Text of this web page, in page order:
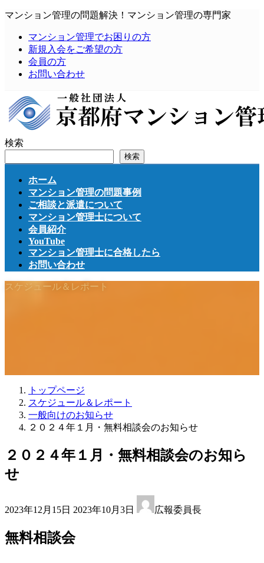
コ
ッ
プ
ナ
移
動
マンション管理の問題解決！マンション管理の専門家
マンション管理でお困りの方
新規入会をご希望の方
会員の方
お問い合わせ
検索
検索
ホーム
マンション管理の問題事例
ご相談と派遣について
マンション管理士について
会員紹介
YouTube
マンション管理士に合格したら
お問い合わせ
スケジュール＆レポート
トップページ
スケジュール＆レポート
一般向けのお知らせ
２０２４年１月・無料相談会のお知らせ
２０２４年１月・無料相談会のお知ら
せ
2023年12月15日 終
新
2023年10月3日 広報委員長
無料相談会